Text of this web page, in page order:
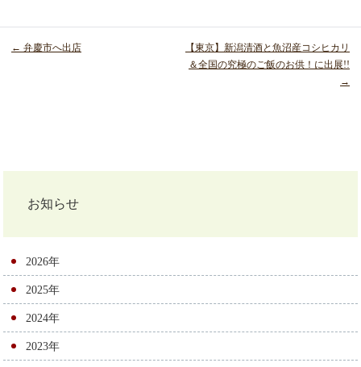
ナ
ビ
ー
シ
ョ
ン
← 弁慶市へ出店
【東京】新潟清酒と魚沼産コシヒカリ
＆全国の究極のご飯のお供！に出展!!
→
お知らせ
2026年
2025年
2024年
2023年